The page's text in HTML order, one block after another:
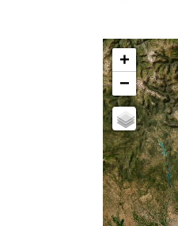
+
−